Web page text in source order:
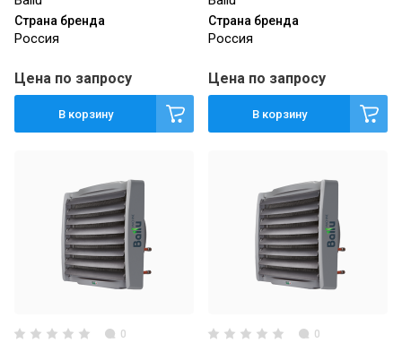
Страна бренда
Россия
Цена по запросу
В корзину
Страна бренда
Россия
Цена по запросу
В корзину
0 0